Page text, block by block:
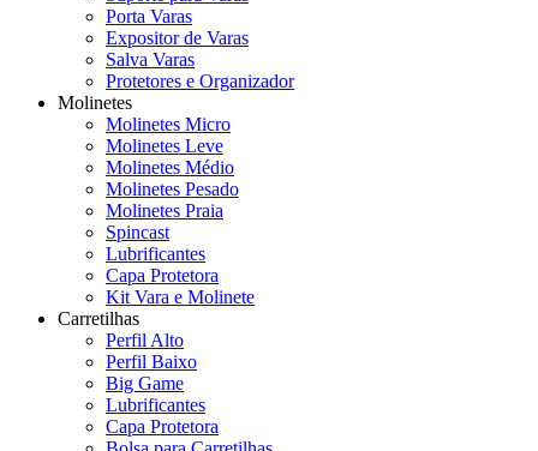
Porta Varas
Expositor de Varas
Salva Varas
Protetores e Organizador
Molinetes
Molinetes Micro
Molinetes Leve
Molinetes Médio
Molinetes Pesado
Molinetes Praia
Spincast
Lubrificantes
Capa Protetora
Kit Vara e Molinete
Carretilhas
Perfil Alto
Perfil Baixo
Big Game
Lubrificantes
Capa Protetora